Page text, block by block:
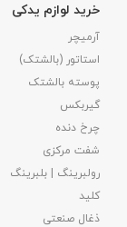
خرید لوازم یدکی
آرمیچر
استاتور (بالشتک)
پوسته بالشتک
گیربکس
چرخ دنده
شفت مرکزی
رولبرینگ | بلبرینگ
کلید
ذغال صنعتی